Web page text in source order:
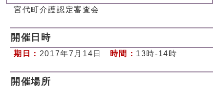
宮代町介護認定審査会
開催日時
期日： 2017年7月14日 時間： 13時-14時
開催場所